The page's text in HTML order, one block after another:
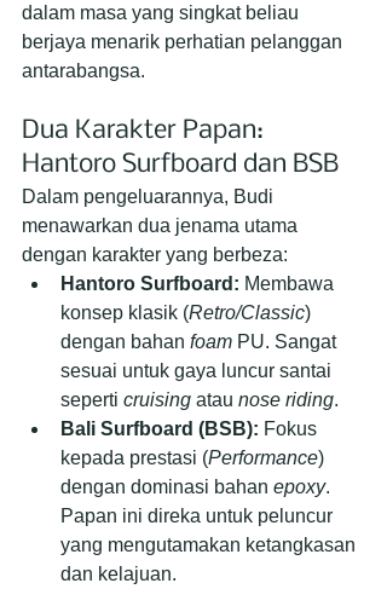
dalam masa yang singkat beliau
berjaya menarik perhatian pelanggan
antarabangsa.
Dua Karakter Papan:
Hantoro Surfboard dan BSB
Dalam pengeluarannya, Budi
menawarkan dua jenama utama
dengan karakter yang berbeza:
Hantoro Surfboard: Membawa
konsep klasik (Retro/Classic)
dengan bahan foam PU. Sangat
sesuai untuk gaya luncur santai
seperti cruising atau nose riding.
Bali Surfboard (BSB): Fokus
kepada prestasi (Performance)
dengan dominasi bahan epoxy.
Papan ini direka untuk peluncur
yang mengutamakan ketangkasan
dan kelajuan.